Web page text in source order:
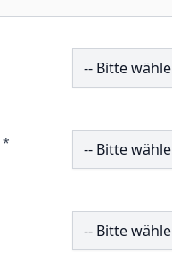
192747
* 257589
196309